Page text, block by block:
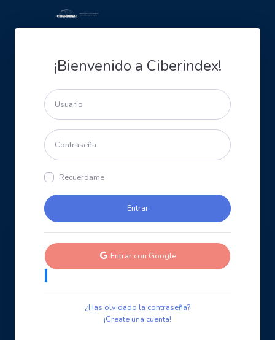
¡Bienvenido a Ciberindex!
Recuerdame
Entrar con Google
¿Has olvidado la contraseña?
¡Create una cuenta!